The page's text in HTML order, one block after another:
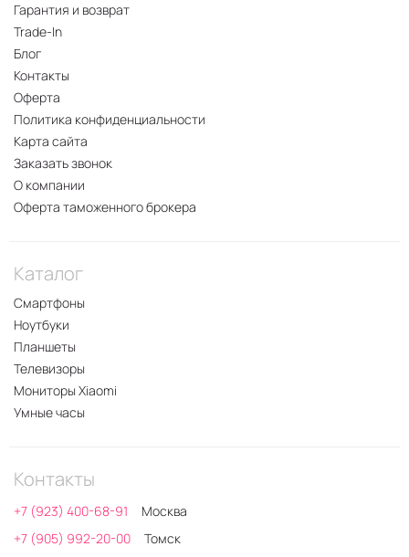
Гарантия и возврат
Trade-In
Блог
Контакты
Оферта
Политика конфиденциальности
Карта сайта
Заказать звонок
О компании
Оферта таможенного брокера
Каталог
Смартфоны
Ноутбуки
Планшеты
Телевизоры
Мониторы Xiaomi
Умные часы
Контакты
+7 (923) 400-68-91
Москва
+7 (905) 992-20-00
Томск